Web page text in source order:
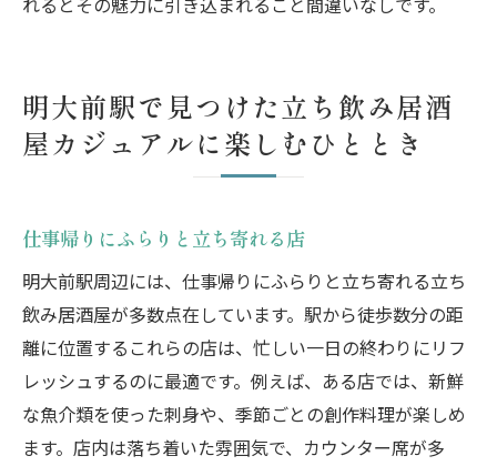
明大前駅で見つけた立ち飲み居酒
屋カジュアルに楽しむひととき
仕事帰りにふらりと立ち寄れる店
明大前駅周辺には、仕事帰りにふらりと立ち寄れる立ち
飲み居酒屋が多数点在しています。駅から徒歩数分の距
離に位置するこれらの店は、忙しい一日の終わりにリフ
レッシュするのに最適です。例えば、ある店では、新鮮
な魚介類を使った刺身や、季節ごとの創作料理が楽しめ
ます。店内は落ち着いた雰囲気で、カウンター席が多